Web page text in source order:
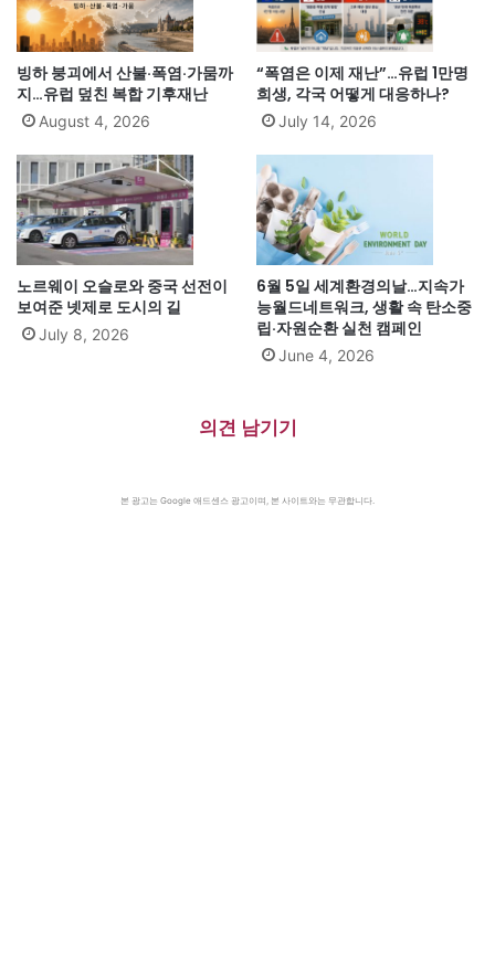
빙하 붕괴에서 산불·폭염·가뭄까
지…유럽 덮친 복합 기후재난
August 4, 2026
“폭염은 이제 재난”…유럽 1만명
희생, 각국 어떻게 대응하나?
July 14, 2026
노르웨이 오슬로와 중국 선전이
보여준 넷제로 도시의 길
July 8, 2026
6월 5일 세계환경의날…지속가
능월드네트워크, 생활 속 탄소중
립·자원순환 실천 캠페인
June 4, 2026
의견 남기기
본 광고는 Google 애드센스 광고이며, 본 사이트와는 무관합니다.